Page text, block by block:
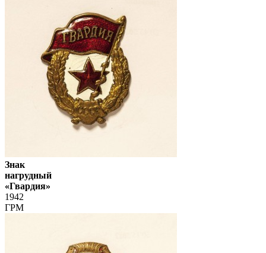
Знак
нагрудный
«Гвардия»
1942
ГРМ